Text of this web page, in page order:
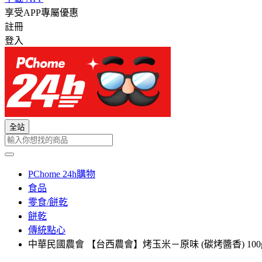
享受APP專屬優惠
註冊
登入
全站
PChome 24h購物
食品
零食/餅乾
餅乾
傳統點心
中華民國農會 【台西農會】烤玉米－原味 (碳烤醬香)